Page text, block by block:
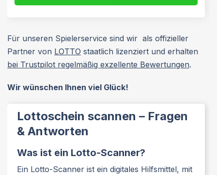
Für unseren Spielerservice sind wir als offizieller
Partner von LOTTO staatlich lizenziert und erhalten
bei Trustpilot regelmäßig exzellente Bewertungen.
Wir wünschen Ihnen viel Glück!
Lottoschein scannen – Fragen
& Antworten
Was ist ein Lotto-Scanner?
Ein Lotto-Scanner ist ein digitales Hilfsmittel, mit